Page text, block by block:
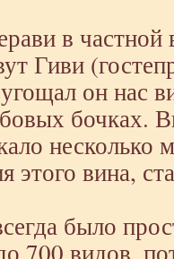
в частной
Гиви
он нас
бочках.
этого вина,
было
700 видов,